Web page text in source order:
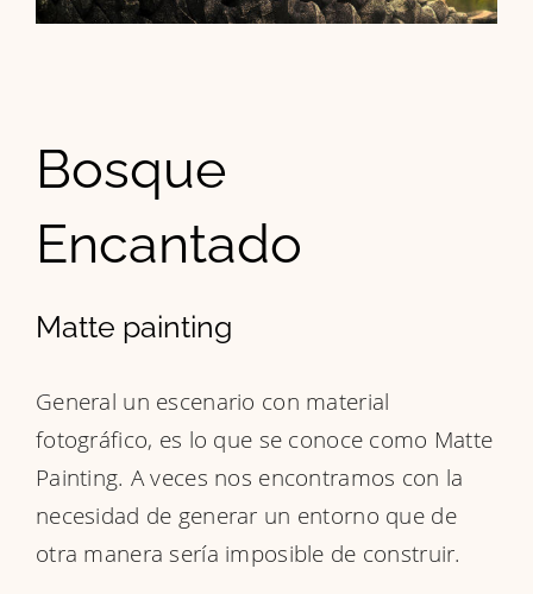
Bosque
Encantado
Matte painting
General un escenario con material
fotográfico, es lo que se conoce como Matte
Painting. A veces nos encontramos con la
necesidad de generar un entorno que de
otra manera sería imposible de construir.​​​​​​​